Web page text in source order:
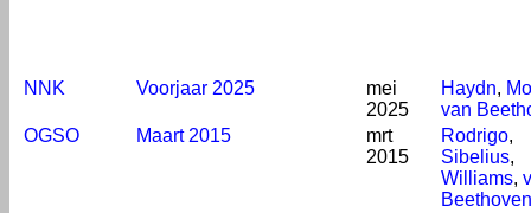
NNK Voorjaar 2025
mei
2025
Haydn,
van
OGSO
Maart 2015
mrt
2015
Rodrigo,
Sibelius,
Williams,
Beethoven